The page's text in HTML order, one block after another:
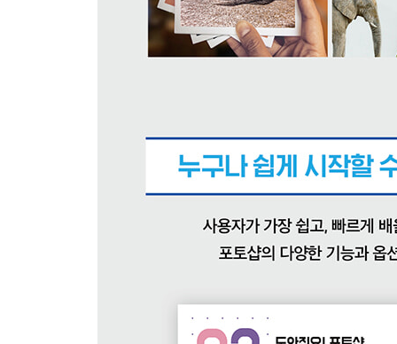
4 Reduce Noise로 작은 이미지를 크고 선명하게
5 Canvas Size로 캔버스 크기 조절하기
6 Canvas Size로 캔버스를 확장하고 이미지 붙여
1 History 패널을 이용해 이전 작업으로 되돌리기
2 Actions 패널 알아보기
3 액션을 이용해 반복 작업 해결하기
4 버전 히스토리로 작업 과정 기록하기 신기능
5 Automate(자동화) 기능 알아보기
8 여러 장의 이미지를 하나의 PDF 파일로 정리하기